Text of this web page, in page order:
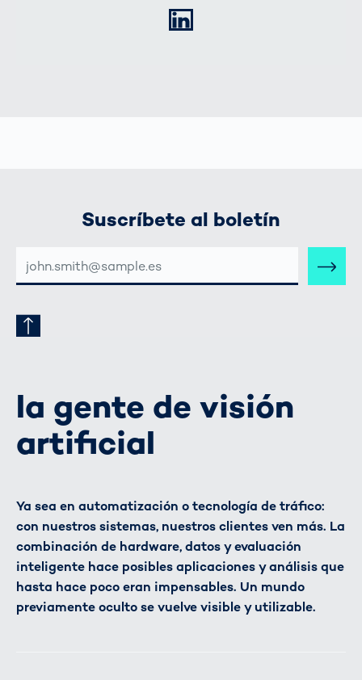
Suscríbete al boletín
CORREO
la gente de visión
artificial
Ya sea en automatización o tecnología de tráfico:
con nuestros sistemas, nuestros clientes ven más. La
combinación de hardware, datos y evaluación
inteligente hace posibles aplicaciones y análisis que
hasta hace poco eran impensables. Un mundo
previamente oculto se vuelve visible y utilizable.